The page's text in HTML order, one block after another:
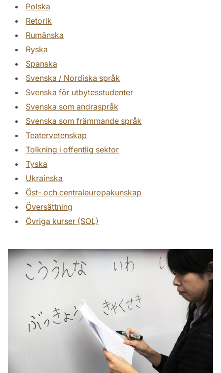
Polska
Retorik
Rumänska
Ryska
Spanska
Svenska / Nordiska språk
Svenska för utbytesstudenter
Svenska som andraspråk
Svenska som främmande språk
Teatervetenskap
Tolkning i offentlig sektor
Tyska
Ukrainska
Öst- och centraleuropakunskap
Översättning
Övriga kurser (SOL)